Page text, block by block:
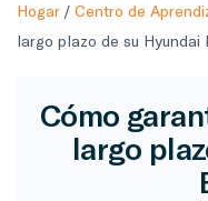
Hogar/ Centro de
largo plazo de su Hyundai
Cómo
largo